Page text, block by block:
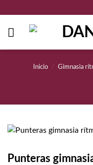
contenido
Inicio / Gimnasia
Punteras